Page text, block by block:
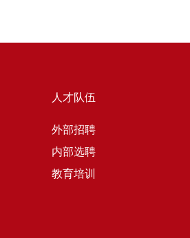
人才队伍
外部招聘
内部选聘
教育培训